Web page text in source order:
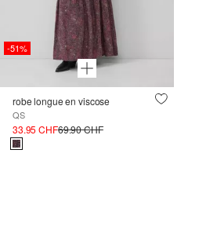
-51%
robe longue en viscose
QS
33.95 CHF69.90 CHF